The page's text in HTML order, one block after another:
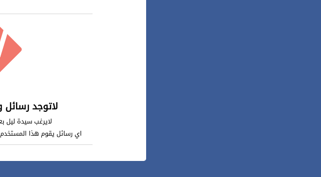
لاتوجد
لايرغب سيدة ليل
اي رسائل يقوم هذا